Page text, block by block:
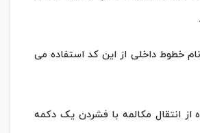
نام خطوط داخلی از این کد استفاده می
از انتقال مکالمه با فشردن یک دکمه